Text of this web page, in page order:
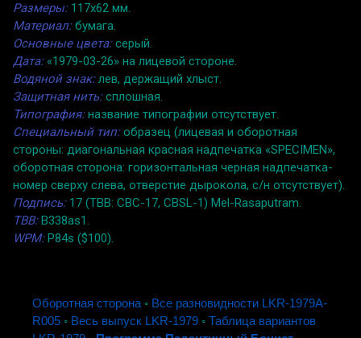
Размеры:117x62 мм.
Материал:бумага.
Основные цвета:серый.
Дата:«1979-03-26» на лицевой стороне.
Водяной знак:лев, держащий хлыст.
Защитная нить:сплошная.
Типография:название типографии отсутствует.
Специальный тип:образец (лицевая и оборотная
стороны: диагональная красная надпечатка «SPECIMEN»,
оборотная сторона: горизонтальная черная надпечатка-
номер сверху слева, отверстие дырокола, с/н отсутствует).
Подпись:17 (TBB: CBC-17, CBSL-1) Mel-Rasaputram.
TBB:B338as1.
WPM:P84s ($100).
Оборотная сторона◦ Все разновидности LKR-1979A-
R005 ◦ Весь выпуск LKR-1979 ◦ Таблица вариантов